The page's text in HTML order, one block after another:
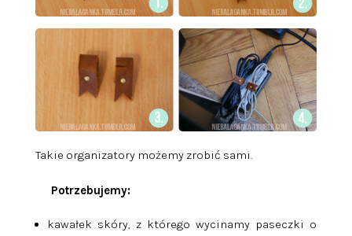
Takie organizatory możemy zrobić sami.
Potrzebujemy:
kawałek skóry, z którego wycinamy paseczki o